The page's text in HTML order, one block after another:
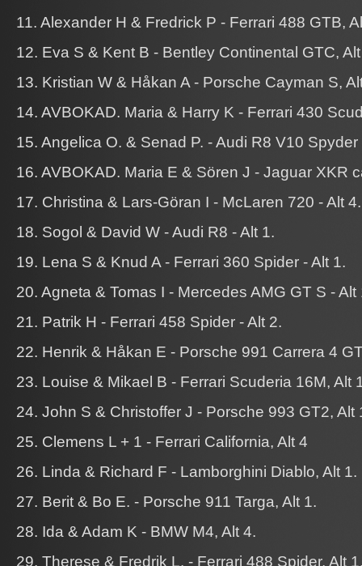
11. Alexander H & Fredrick P - Ferrari 488 GTB,
12. Eva S & Kent B - Bentley Continental GTC,
13. Kristian W & Håkan A - Porsche Cayman S,
14. AVBOKAD. Maria & Harry K - Ferrari 430
15. Angelica O. & Senad P. - Audi R8 V10 Spyder
16. AVBOKAD. Maria E & Sören J - Jaguar XKR
17. Christina & Lars-Göran I - McLaren 720 - Alt 4.
18. Sogol & David W - Audi R8 - Alt 1.
19. Lena S & Knud A - Ferrari 360 Spider - Alt 1.
20. Agneta & Tomas I - Mercedes AMG GT S - Alt
21. Patrik H - Ferrari 458 Spider - Alt 2.
22. Henrik & Håkan E - Porsche 991 Carrera 4
23. Louise & Mikael B - Ferrari Scuderia 16M, Alt
24. John S & Christoffer J - Porsche 993 GT2, Alt
25. Clemens L + 1 - Ferrari California, Alt 4
26. Linda & Richard F - Lamborghini Diablo, Alt 1.
27. Berit & Bo E. - Porsche 911 Targa, Alt 1.
28. Ida & Adam K - BMW M4, Alt 4.
29. Therese & Fredrik L. - Ferrari 488 Spider, Alt